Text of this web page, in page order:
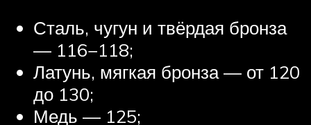
Сталь, чугун и твёрдая бронза
— 116−118;
Латунь, мягкая бронза — от 120
до 130;
Медь — 125;